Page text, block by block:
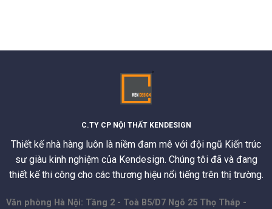
C.TY CP NỘI THẤT KENDESIGN
Thiết kế nhà hàng luôn là niềm đam mê với đội ngũ Kiến trúc
sư giàu kinh nghiệm của Kendesign. Chúng tôi đã và đang
thiết kế thi công cho các thương hiệu nổi tiếng trên thị trường.
Văn phòng Hà Nội: Tầng 2 - Toà B5/D7 Ngõ 25 Thọ Tháp -